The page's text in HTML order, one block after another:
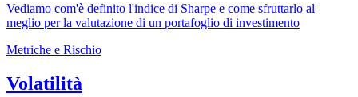
Vediamo com'è definito l'indice di Sharpe e come sfruttarlo al
meglio per la valutazione di un portafoglio di investimento
Metriche e Rischio
Volatilità